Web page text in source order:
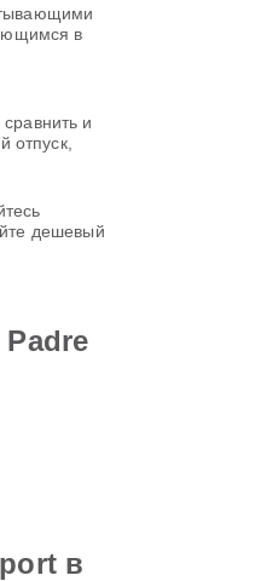
в
и
отпуск,
дешевый
в